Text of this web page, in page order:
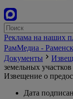
Реклама на наших
РамМедиа -
Документы
земельных участков
Извещение о
Дата